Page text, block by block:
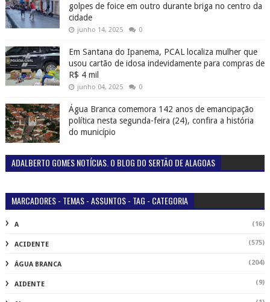
golpes de foice em outro durante briga no centro da
cidade
junho 14, 2025 0
Em Santana do Ipanema, PCAL localiza mulher que
usou cartão de idosa indevidamente para compras de
R$ 4 mil
junho 04, 2025 0
Água Branca comemora 142 anos de emancipação
política nesta segunda-feira (24), confira a história
do município
ADALBERTO GOMES NOTÍCIAS. O BLOG DO SERTÃO DE ALAGOAS
MARCADORES - TEMAS - ASSUNTOS - TAG - CATEGORIA
A (16)
ACIDENTE (575)
ÁGUA BRANCA (204)
AIDENTE (9)